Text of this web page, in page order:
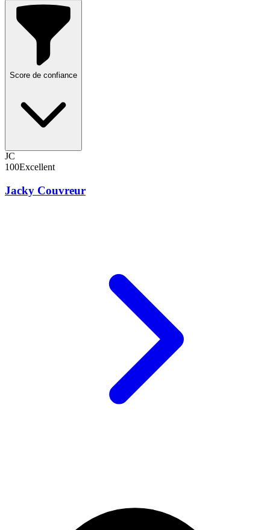
Score de confiance
JC
100Excellent
Jacky Couvreur